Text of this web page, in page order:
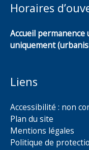
Horaires
Accueil
uniquement
Liens
Accessibilité : non
Plan du site
Mentions légales
Politique de